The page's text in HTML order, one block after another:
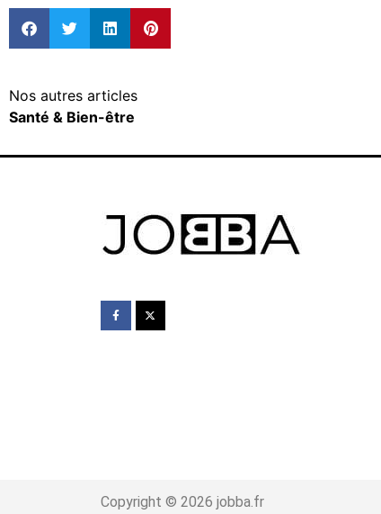
Nos autres articles
Santé & Bien-être
Copyright © 2026 jobba.fr